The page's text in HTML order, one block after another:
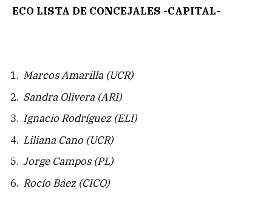
ECO LISTA DE CONCEJALES -CAPITAL-
Marcos Amarilla (UCR)
Sandra Olivera (ARI)
Ignacio Rodríguez (ELI)
Liliana Cano (UCR)
Jorge Campos (PL)
Rocío Báez (CICO)